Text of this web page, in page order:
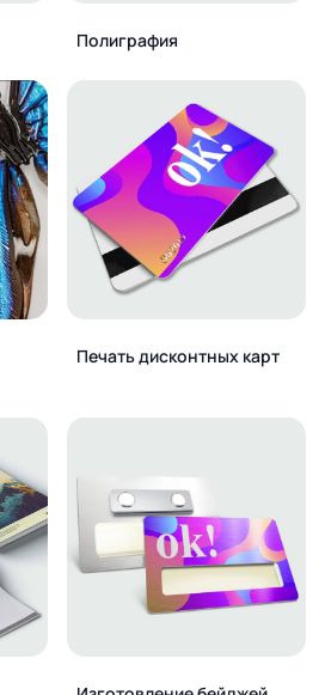
Полиграфия
Печать дисконтных карт